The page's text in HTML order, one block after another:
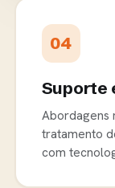
04
Suporte
Abordagens
tratamento
com